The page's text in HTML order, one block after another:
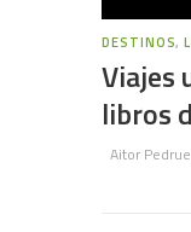
DESTINOS,
Viajes
libros
Aitor